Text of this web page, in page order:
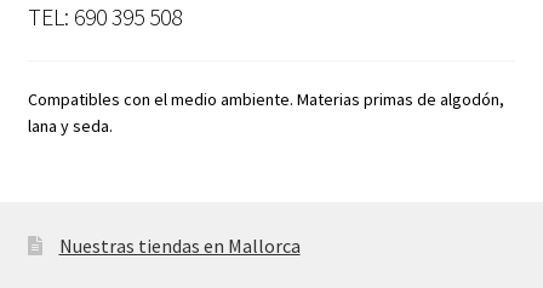
TEL: 690 395 508
Compatibles con el medio ambiente. Materias primas de algodón,
lana y seda.
Nuestras tiendas en Mallorca